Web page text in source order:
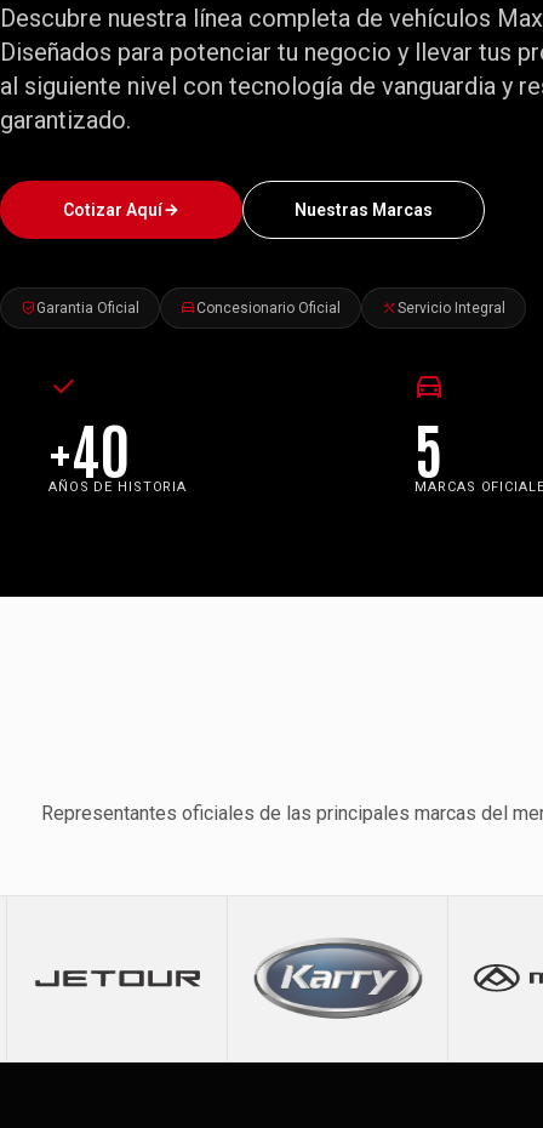
Descubre nuestra línea completa de vehículos
Diseñados para potenciar tu negocio y llevar tus
al siguiente nivel con tecnología de vanguardia y
garantizado.
Cotizar Aquí Nuestras Marcas
Garantia Oficial Concesionario Oficial Servicio Integral
+40
AÑOS DE HISTORIA
5
MARCAS
Representantes oficiales de las principales marcas del